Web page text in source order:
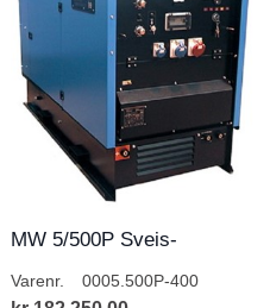
MW 5/500P Sveis-
Varenr. 0005.500P-400